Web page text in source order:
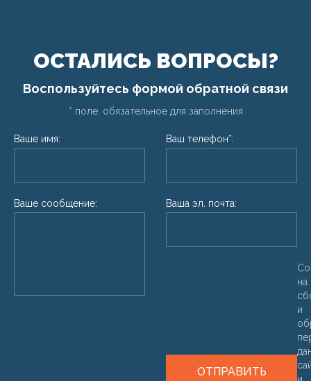
ОСТАЛИСЬ ВОПРОСЫ?
Воспользуйтесь формой обратной связи
* поле, обязательное для заполнения
Ваше имя:
Ваше сообщение:
Ваш телефон*:
Ваша эл. почта:
ОТПРАВИТЬ
на
и